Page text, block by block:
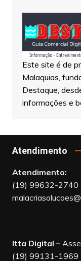
Este site é de
Malaquias,
Destaque,
informações e
Atendimento
Atendimento:
(19) 99632-2740
Itta Digital –
(19) 99131-1969